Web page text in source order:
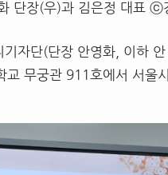
단장(우)과 김은정 대표 ⓒ
자단(단장 안영화, 이하
무궁관 911호에서 서울